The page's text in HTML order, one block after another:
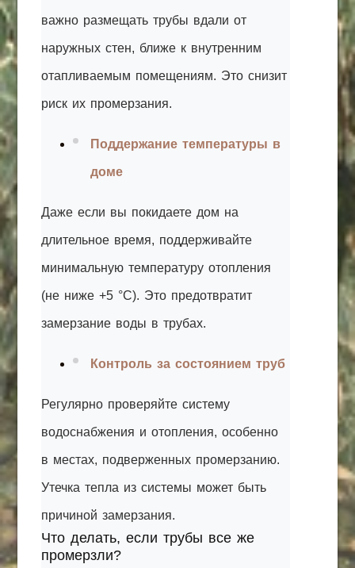
важно размещать трубы вдали от
наружных стен, ближе к внутренним
отапливаемым помещениям. Это снизит
риск их промерзания.
Поддержание температуры в
доме
Даже если вы покидаете дом на
длительное время, поддерживайте
минимальную температуру отопления
(не ниже +5 °C). Это предотвратит
замерзание воды в трубах.
Контроль за состоянием труб
Регулярно проверяйте систему
водоснабжения и отопления, особенно
в местах, подверженных промерзанию.
Утечка тепла из системы может быть
причиной замерзания.
Что делать, если трубы все же
промерзли?